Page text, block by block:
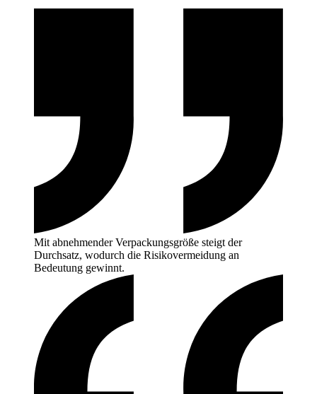
Mit abnehmender Verpackungsgröße steigt der
Durchsatz, wodurch die Risikovermeidung an
Bedeutung gewinnt.